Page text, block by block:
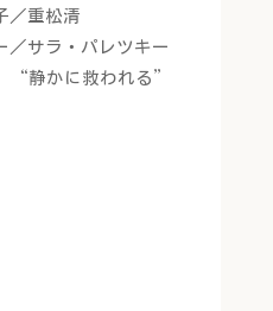
／重松清
／サラ・パレツキー
“静かに救われる”